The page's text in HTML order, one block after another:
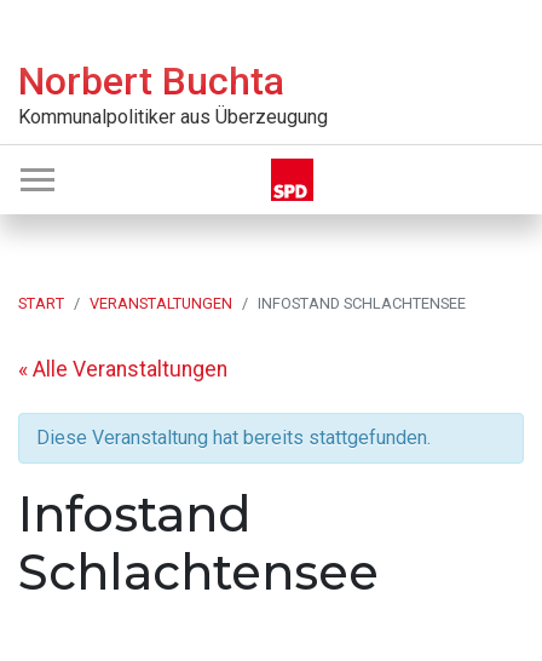
springen
main
content
springen
springen
Norbert Buchta
Kommunalpolitiker aus Überzeugung
START VERANSTALTUNGEN INFOSTAND SCHLACHTENSEE
« Alle Veranstaltungen
Diese Veranstaltung hat bereits stattgefunden.
Infostand
Schlachtensee